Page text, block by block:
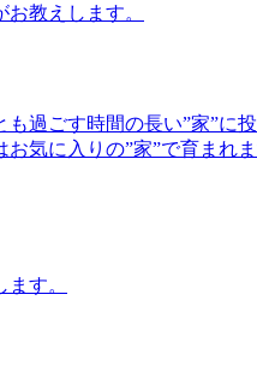
教えします。
過ごす時間の長い”家”に
気に入りの”家”で育まれ
す。